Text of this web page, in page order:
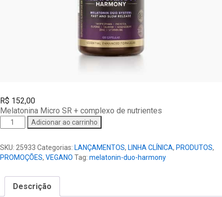
R$ 152,00
Melatonina Micro SR + complexo de nutrientes
Melatonin
Duo
quantidade
Adicionar ao carrinho
SKU: 25933 Categorias: LANÇAMENTOS, LINHA CLÍNICA, PRODUTOS,
PROMOÇÕES, VEGANO Tag: melatonin-duo-harmony
Descrição